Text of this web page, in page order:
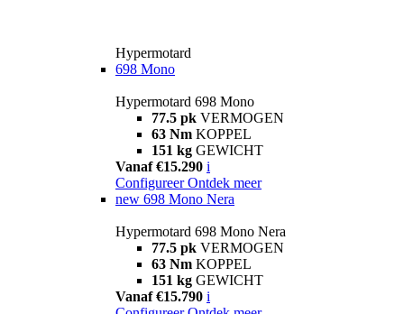
Hypermotard
698 Mono
Hypermotard 698 Mono
77.5 pk VERMOGEN
63 Nm KOPPEL
151 kg GEWICHT
Vanaf €15.290 i
Configureer Ontdek meer
new 698 Mono Nera
Hypermotard 698 Mono Nera
77.5 pk VERMOGEN
63 Nm KOPPEL
151 kg GEWICHT
Vanaf €15.790 i